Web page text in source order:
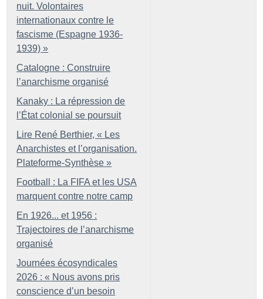
nuit. Volontaires
internationaux contre le
fascisme (Espagne 1936-
1939) »
Catalogne : Construire
l’anarchisme organisé
Kanaky : La répression de
l’État colonial se poursuit
Lire René Berthier, « Les
Anarchistes et l’organisation.
Plateforme-Synthèse »
Football : La FIFA et les USA
marquent contre notre camp
En 1926... et 1956 :
Trajectoires de l’anarchisme
organisé
Journées écosyndicales
2026 : « Nous avons pris
conscience d’un besoin